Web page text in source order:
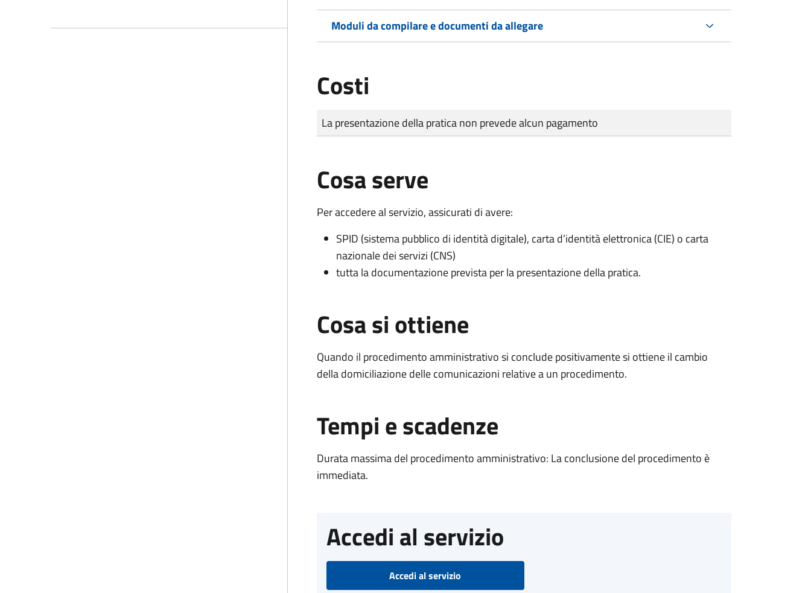
Moduli da compilare e documenti da allegare
Costi
Tipo di pagamento
Importo
La presentazione della pratica non prevede alcun pagamento
Cosa serve
Per accedere al servizio, assicurati di avere:
SPID (sistema pubblico di identità digitale), carta d’identità elettronica (CIE) o carta
nazionale dei servizi (CNS)
tutta la documentazione prevista per la presentazione della pratica.
Cosa si ottiene
Quando il procedimento amministrativo si conclude positivamente si ottiene il cambio
della domiciliazione delle comunicazioni relative a un procedimento.
Tempi e scadenze
Durata massima del procedimento amministrativo: La conclusione del procedimento è
immediata.
Accedi al servizio
Accedi al servizio